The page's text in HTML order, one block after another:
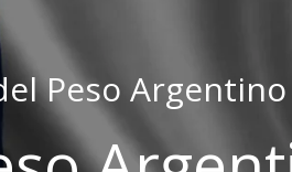
Peso